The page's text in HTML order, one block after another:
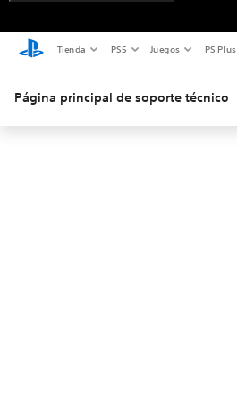
Tienda PS5 Juegos PS Plus
Página principal de soporte técnico